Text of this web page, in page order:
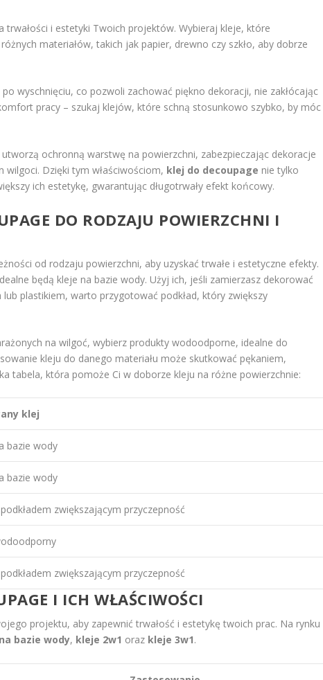
trwałości i estetyki Twoich projektów. Wybieraj kleje, które
materiałów, takich jak papier, drewno czy szkło, aby dobrze
po wyschnięciu, co pozwoli zachować piękno dekoracji, nie zakłócając
pracy – szukaj klejów, które schną stosunkowo szybko, by móc
ochronną warstwę na powierzchni, zabezpieczając dekoracje
wilgoci. Dzięki tym właściwościom, klej do decoupage nie tylko
ich estetykę, gwarantując długotrwały efekt końcowy.
DO RODZAJU POWIERZCHNI I
od rodzaju powierzchni, aby uzyskać trwałe i estetyczne efekty.
będą kleje na bazie wody. Użyj ich, jeśli zamierzasz dekorować
lub plastikiem, warto przygotować podkład, który zwiększy
na wilgoć, wybierz produkty wodoodporne, idealne do
kleju do danego materiału może skutkować pękaniem,
tabela, która pomoże Ci w doborze kleju na różne powierzchnie:
klej
bazie wody
bazie wody
zwiększającym przyczepność
zwiększającym przyczepność
I ICH WŁAŚCIWOŚCI
projektu, aby zapewnić trwałość i estetykę twoich prac. Na rynku
bazie wody, kleje 2w1 oraz kleje 3w1.